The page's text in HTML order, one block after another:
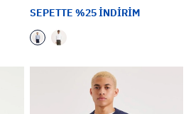
SEPETTE %25 İNDİRİM